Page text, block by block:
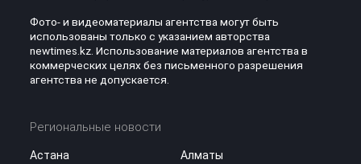
Фото- и видеоматериалы агентства могут быть
использованы только с указанием авторства
newtimes.kz. Использование материалов агентства в
коммерческих целях без письменного разрешения
агентства не допускается.
Региональные новости
Астана
Алматы